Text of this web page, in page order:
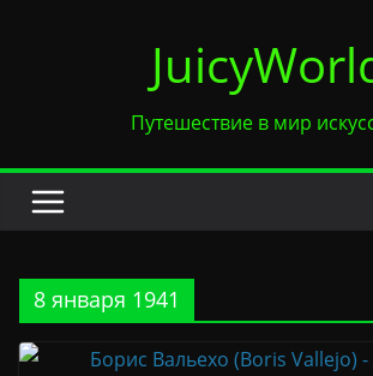
Путешествие в мир
8 января 1941